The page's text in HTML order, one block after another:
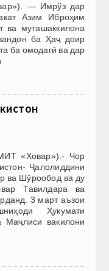
— Имрўз дар
Азим Иброҳим
ва муташаккилона
ба Ҳаҷ доир
ба омодагӣ ва дар
«Ховар»).- Чор
Ҷалолиддини
ва Шӯрообод ва ду
Тавилдара ва
3 март аъзои
Ҳукумати
Маҷлиси вакилони